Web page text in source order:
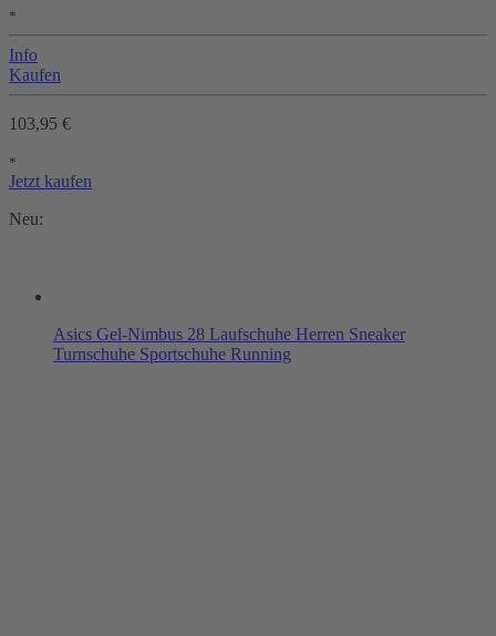
*
Info
Kaufen
103,95 €
*
Jetzt kaufen
Neu:
Asics Gel-Nimbus 28 Laufschuhe Herren Sneaker
Turnschuhe Sportschuhe Running